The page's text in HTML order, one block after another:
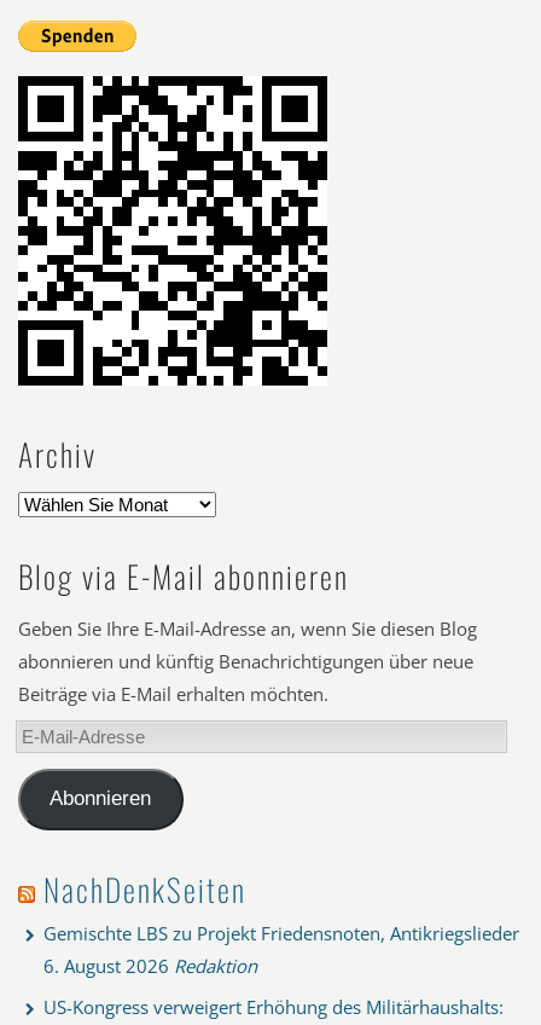
Archiv
Blog via E-Mail abonnieren
Geben Sie Ihre E-Mail-Adresse an, wenn Sie diesen Blog
abonnieren und künftig Benachrichtigungen über neue
Beiträge via E-Mail erhalten möchten.
E-
Mail-
AdresseAbonnieren
NachDenkSeiten
Gemischte LBS zu Projekt Friedensnoten, Antikriegslieder
6. August 2026 Redaktion
US-Kongress verweigert Erhöhung des Militärhaushalts: